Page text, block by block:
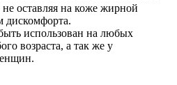
оставляя на коже жирной
дискомфорта.
использован на любых
возраста, а так же у